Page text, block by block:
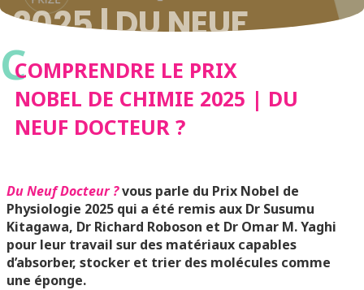
2025 | DU NEUF
DOCTEUR ?
CCOMPRENDRE LE PRIX
NOBEL DE CHIMIE 2025 | DU
NEUF DOCTEUR ?
Du Neuf Docteur ?vous parle du Prix Nobel de
Physiologie 2025 qui a été remis aux Dr Susumu
Kitagawa, Dr Richard Roboson et Dr Omar M. Yaghi
pour leur travail sur des matériaux capables
d’absorber, stocker et trier des molécules comme
une éponge.